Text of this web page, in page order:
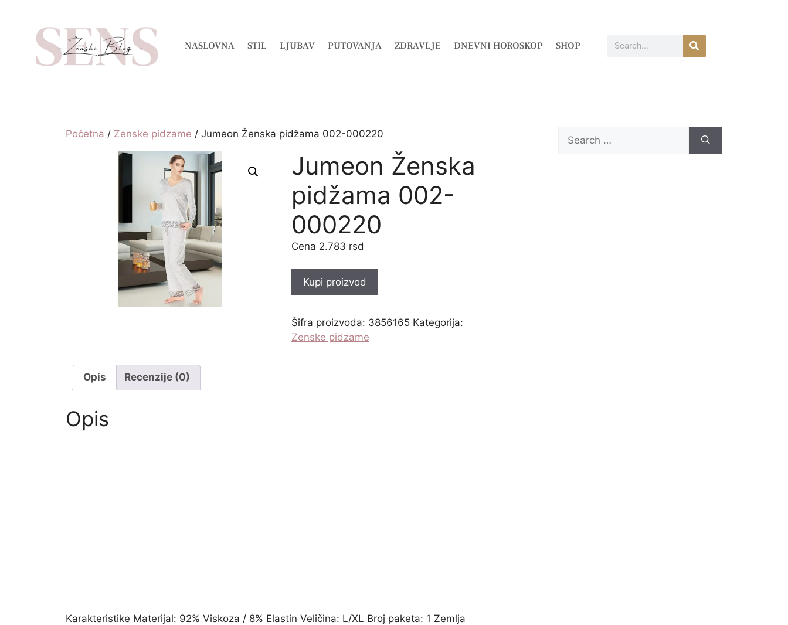
NASLOVNA STIL LJUBAV PUTOVANJA ZDRAVLJE DNEVNI HOROSKOP SHOP
Početna / Zenske pidzame / Jumeon Ženska pidžama 002-000220
Jumeon Ženska
pidžama 002-
000220
2.783 rsd
Kupi proizvod
Šifra proizvoda: 3856165 Kategorija:
Zenske pidzame
Opis Recenzije (0)
Opis
Karakteristike Materijal: 92% Viskoza / 8% Elastin Veličina: L/XL Broj paketa: 1 Zemlja